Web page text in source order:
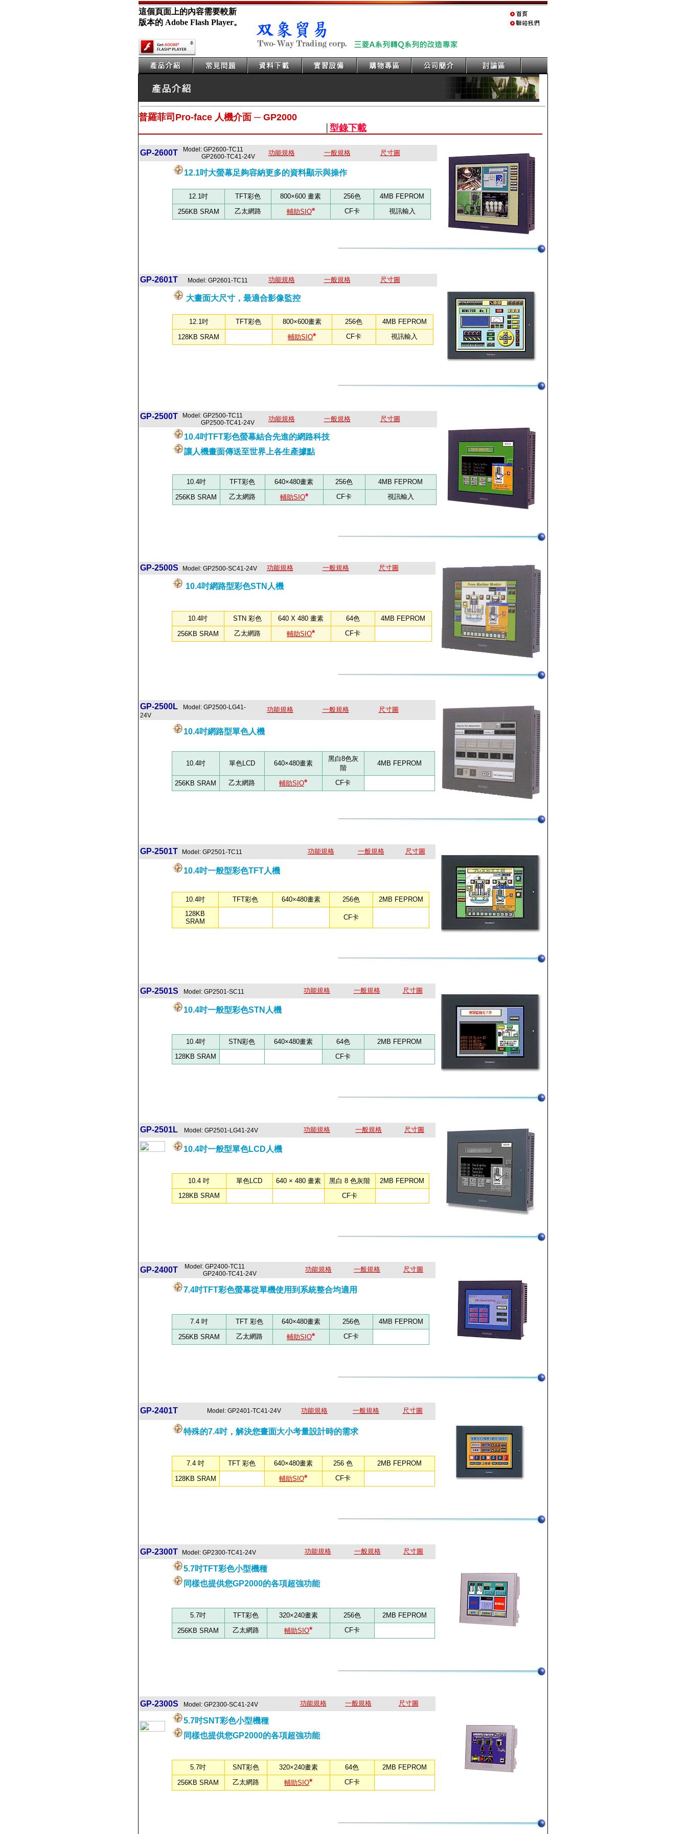
這個頁面上的內容需要較新
版本的 Adobe Flash Player。
普羅菲司 Pro-face 人機介面 ─ GP2000
型錄下載
GP-2600T
Model: GP2600-TC11
GP2600-TC41-24V
功能規格 一般規格 尺寸圖
12.1吋大螢幕足夠容納更多的資料顯示與操作
12.1吋 TFT彩色 800×600 畫素 256色
4MB FEPROM
256KB SRAM
乙太網路 輔助SIO* CF卡 視訊輸入
GP-2601T Model: GP2601-TC11 功能規格 一般規格 尺寸圖
大畫面大尺寸，最適合影像監控
12.1吋 TFT彩色 800×600畫素 256色
4MB FEPROM
128KB SRAM
輔助SIO* CF卡 視訊輸入
GP-2500T
Model: GP2500-TC11
GP2500-TC41-24V
功能規格 一般規格 尺寸圖
10.4吋TFT彩色螢幕結合先進的網路科技
讓人機畫面傳送至世界上各生產據點
10.4吋 TFT彩色 640×480畫素 256色
4MB FEPROM
256KB SRAM
乙太網路 輔助SIO* CF卡 視訊輸入
GP-2500S Model: GP2500-SC41-24V 功能規格 一般規格 尺寸圖
10.4吋網路型彩色STN人機
10.4吋 STN 彩色 640 X 480 畫素 64色
4MB FEPROM
256KB SRAM
乙太網路 輔助SIO* CF卡
GP-2500L
Model: GP2500-LG41-
24V
功能規格 一般規格 尺寸圖
10.4吋網路型單色人機
10.4吋 單色LCD 640×480畫素
黑白8色灰
階
4MB FEPROM
256KB SRAM 乙太網路 輔助SIO* CF卡
GP-2501T Model: GP2501-TC11 功能規格 一般規格 尺寸圖
10.4吋一般型彩色TFT人機
10.4吋 TFT彩色 640×480畫素 256色
2MB FEPROM
128KB
SRAM
CF卡
GP-2501S Model: GP2501-SC11 功能規格 一般規格 尺寸圖
10.4吋一般型彩色STN人機
10.4吋 STN彩色 640×480畫素 64色
2MB FEPROM
128KB SRAM
CF卡
GP-2501L Model: GP2501-LG41-24V 功能規格 一般規格 尺寸圖
10.4吋一般型單色LCD人機
10.4 吋 單色LCD 640 × 480 畫素 黑白 8 色灰階
2MB FEPROM
128KB SRAM
CF卡
GP-2400T
Model: GP2400-TC11
GP2400-TC41-24V
功能規格 一般規格 尺寸圖
7.4吋TFT彩色螢幕從單機使用到系統整合均適用
7.4 吋 TFT 彩色 640×480畫素 256色
4MB FEPROM
256KB SRAM
乙太網路 輔助SIO* CF卡
GP-2401T Model: GP2401-TC41-24V 功能規格 一般規格 尺寸圖
特殊的7.4吋，解決您畫面大小考量設計時的需求
7.4 吋 TFT 彩色 640×480畫素 256 色
2MB FEPROM
128KB SRAM
輔助SIO* CF卡
GP-2300T Model: GP2300-TC41-24V 功能規格 一般規格 尺寸圖
5.7吋TFT彩色小型機種
同樣也提供您GP2000的各項超強功能
5.7吋 TFT彩色 320×240畫素 256色
2MB FEPROM
256KB SRAM
乙太網路 輔助SIO* CF卡
GP-2300S Model: GP2300-SC41-24V 功能規格 一般規格 尺寸圖
5.7吋SNT彩色小型機種
同樣也提供您GP2000的各項超強功能
5.7吋 SNT彩色 320×240畫素 64色
2MB FEPROM
256KB SRAM
乙太網路 輔助SIO* CF卡